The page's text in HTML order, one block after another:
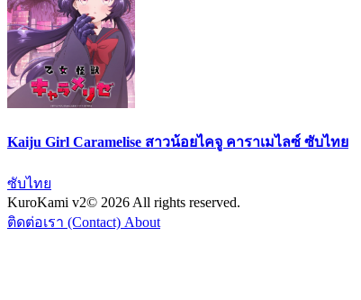
Kaiju Girl Caramelise สาวน้อยไคจู คาราเมไลซ์ ซับไทย
ซับไทย
KuroKami v2© 2026 All rights reserved.
ติดต่อเรา (Contact) About